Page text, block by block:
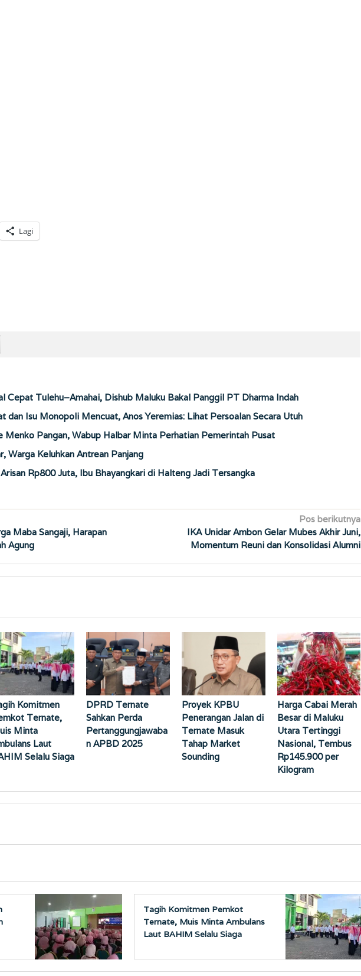
Lagi
Cepat Tulehu–Amahai, Dishub Maluku Bakal Panggil PT Dharma Indah
dan Isu Monopoli Mencuat, Anos Yeremias: Lihat Persoalan Secara Utuh
Menko Pangan, Wabup Halbar Minta Perhatian Pemerintah Pusat
Warga Keluhkan Antrean Panjang
Rp800 Juta, Ibu Bhayangkari di Halteng Jadi Tersangka
Maba Sangaji, Harapan
Agung
Pos berikutnya
IKA Unidar Ambon Gelar Mubes Akhir Juni,
Momentum Reuni dan Konsolidasi Alumni
Komitmen
Ternate,
Minta
Laut
Selalu Siaga
DPRD Ternate
Sahkan Perda
Pertanggungjawaba
n APBD 2025
Proyek KPBU
Penerangan Jalan di
Ternate Masuk
Tahap Market
Sounding
Harga Cabai Merah
Besar di Maluku
Utara Tertinggi
Nasional, Tembus
Rp145.900 per
Kilogram
Tagih Komitmen Pemkot
Ternate, Muis Minta Ambulans
Laut BAHIM Selalu Siaga